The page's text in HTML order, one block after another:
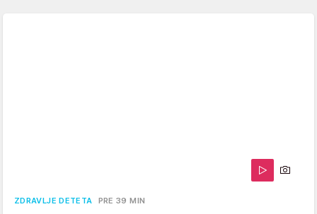
ZDRAVLJE DETETA PRE 39 MIN